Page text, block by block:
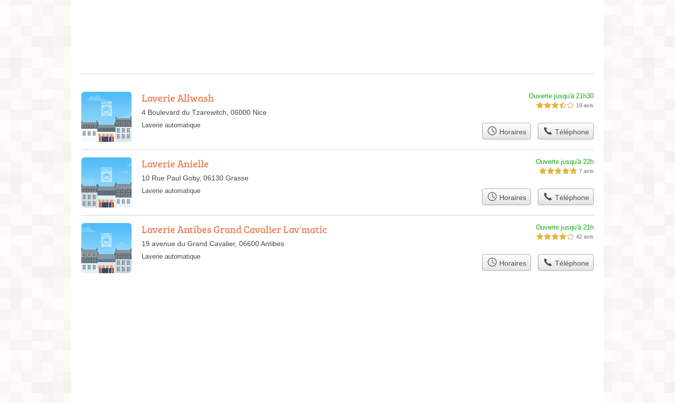
Laverie Allwash
4 Boulevard du Tzarewitch, 06000 Nice
Ouverte jusqu'à 21h30
3,5 étoiles sur 5 19 avis
Laverie automatique
Horaires Téléphone
Laverie Anielle
10 Rue Paul Goby, 06130 Grasse
Ouverte jusqu'à 22h
5,0 étoiles sur 5 7 avis
Laverie automatique
Horaires Téléphone
Laverie Antibes Grand Cavalier Lav’matic
19 avenue du Grand Cavalier, 06600 Antibes
Ouverte jusqu'à 21h
4,0 étoiles sur 5 42 avis
Laverie automatique
Horaires Téléphone